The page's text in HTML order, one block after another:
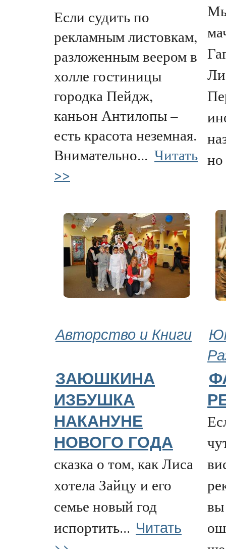
Если судить по
рекламным листовкам,
разложенным веером в
холле гостиницы
городка Пейдж,
каньон Антилопы –
есть красота неземная.
Внимательно... Читать
>>
но
Авторство и Книги
ЗАЮШКИНА
ИЗБУШКА
НАКАНУНЕ
НОВОГО ГОДА
сказка о том, как Лиса
хотела Зайцу и его
семье новый год
испортить... Читать
вы